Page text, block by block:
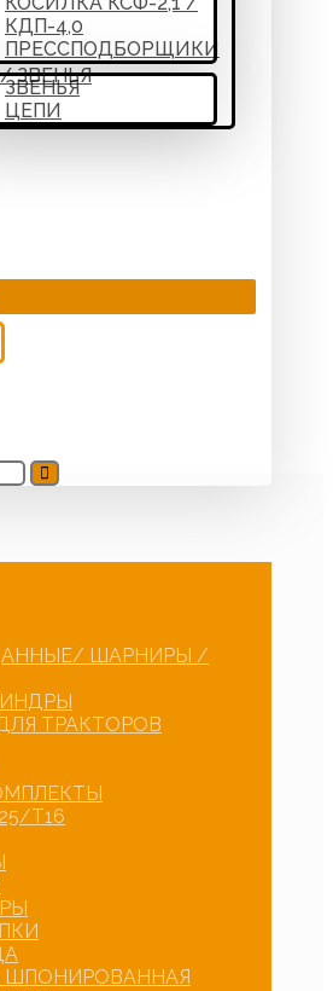
КДП-4,0
ПРЕССПОДБОРЩИКИ
ЗВЕНЬЯ
ЗВЕНЬЯ
ЦЕПИ
ШАРНИРЫ /
ТРАКТОРОВ
Т16
ШПОНИРОВАННАЯ